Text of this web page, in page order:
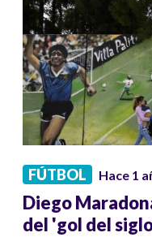
FÚTBOL Hace 1
Diego
del 'gol del